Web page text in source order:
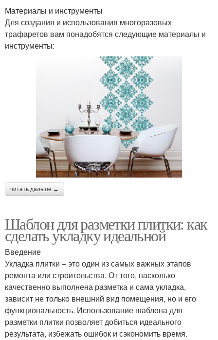
Материалы и инструменты
Для создания и использования многоразовых
трафаретов вам понадобятся следующие материалы и
инструменты:
читать дальше →
Шаблон для разметки плитки: как
сделать укладку идеальной
Введение
Укладка плитки – это один из самых важных этапов
ремонта или строительства. От того, насколько
качественно выполнена разметка и сама укладка,
зависит не только внешний вид помещения, но и его
функциональность. Использование шаблона для
разметки плитки позволяет добиться идеального
результата, избежать ошибок и сэкономить время.